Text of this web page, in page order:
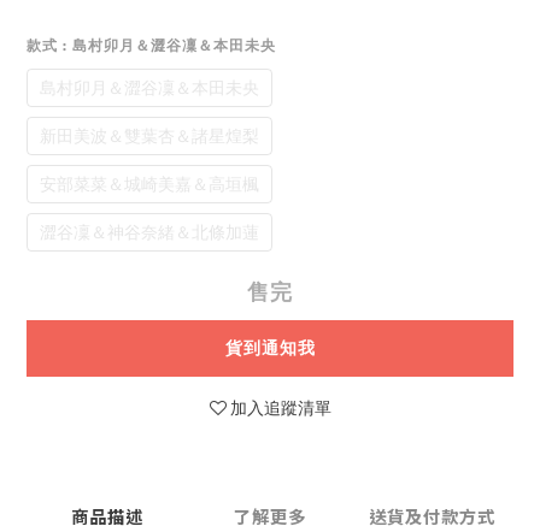
款式 : 島村卯月＆澀谷凜＆本田未央
島村卯月＆澀谷凜＆本田未央
新田美波＆雙葉杏＆諸星煌梨
安部菜菜＆城崎美嘉＆高垣楓
澀谷凜＆神谷奈緒＆北條加蓮
售完
貨到通知我
加入追蹤清單
商品描述 了解更多 送貨及付款方式